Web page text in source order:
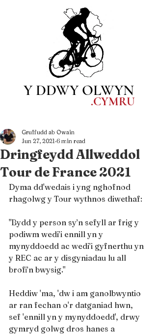
Y DDWY OLWYN
.CYMRU
Dringfeydd Allweddol
Tour de France 2021
Gruffudd ab Owain
Jun 27, 2021 6 min read
Dyma dd'wedais i yng nghofnod
rhagolwg y Tour wythnos diwethaf:
"Bydd y person sy’n sefyll ar frig y
podiwm wedi’i ennill yn y
mynyddoedd ac wedi’i gyfnerthu yn
y REC ac ar y disgyniadau lu all
brofi’n bwysig."
Heddiw 'ma, 'dw i am ganolbwyntio
ar ran fechan o'r datganiad hwn,
sef 'ennill yn y mynyddoedd', drwy
gymryd golwg dros hanes a